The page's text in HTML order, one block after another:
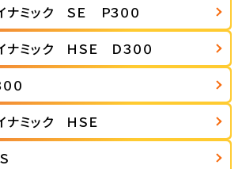
ナミック ＳＥ Ｐ３００
ナミック ＨＳＥ Ｄ３００
０
ナミック ＨＳＥ